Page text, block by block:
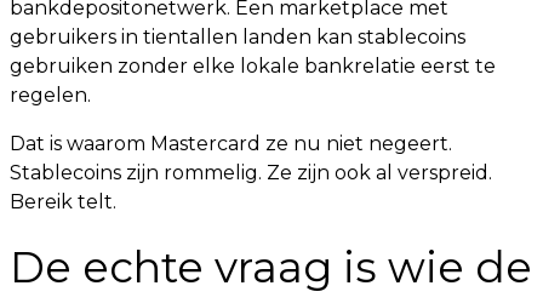
bankdepositonetwerk. Een marketplace met
gebruikers in tientallen landen kan stablecoins
gebruiken zonder elke lokale bankrelatie eerst te
regelen.
Dat is waarom Mastercard ze nu niet negeert.
Stablecoins zijn rommelig. Ze zijn ook al verspreid.
Bereik telt.
De echte vraag is wie de